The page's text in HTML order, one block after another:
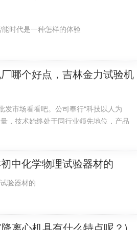
时代是一种怎样的体验
哪个好点，吉林金力试验机
市场看看吧。公司奉行“科技以人为
，技术始终处于同行业领先地位，产品
多个省、市、自治区。
中化学物理试验器材的
验器材的